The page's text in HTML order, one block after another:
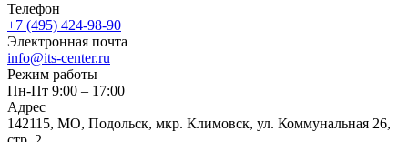
Телефон
+7 (495) 424-98-90
Электронная почта
info@its-center.ru
Режим работы
Пн-Пт 9:00 – 17:00
Адрес
142115, МО, Подольск, мкр. Климовск, ул. Коммунальная 26,